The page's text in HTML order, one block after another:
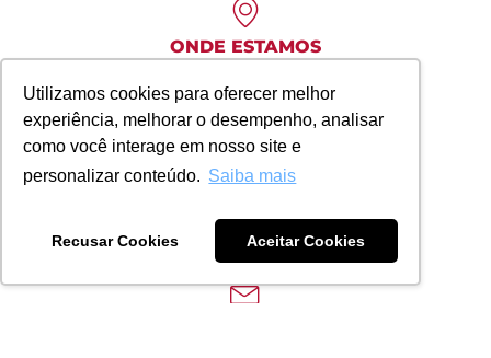
Utilizamos cookies para oferecer melhor
experiência, melhorar o desempenho, analisar
como você interage em nosso site e
personalizar conteúdo. Saiba mais
Recusar Cookies Aceitar Cookies
ONDE ESTAMOS
14º andar - Curitiba, Paraná
+55 (41) 2391-1472